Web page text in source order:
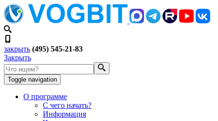
закрыть (495) 545-21-83
Закрыть
Toggle navigation
О программе
С чего начать?
Информация